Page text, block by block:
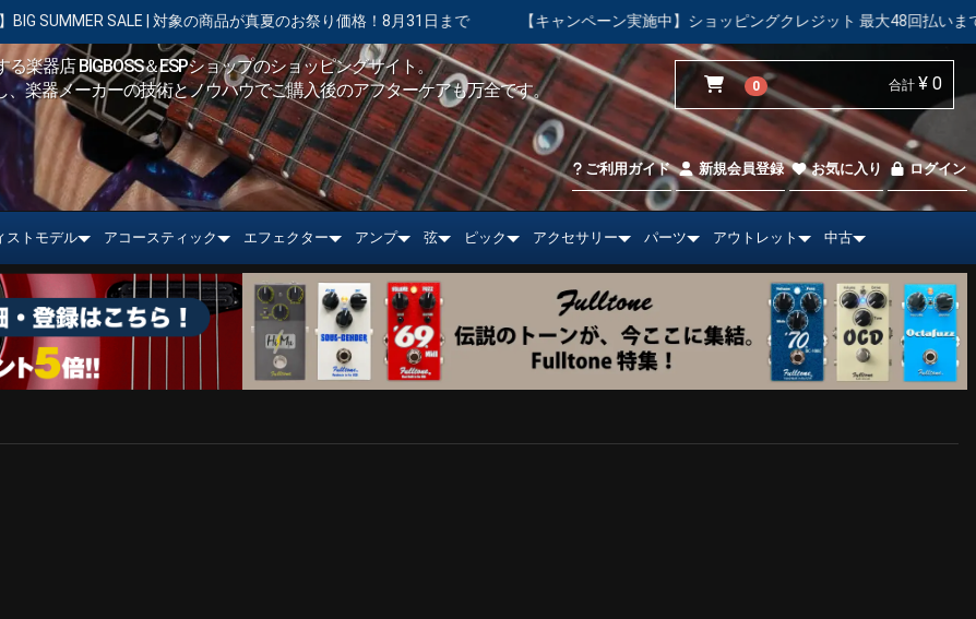
| 対象の商品が真夏のお祭り価格！8月31日まで 【キャンペーン実施中】ショッピングクレジット 最大48回払いまで金利手数料無
る楽器店 BIGBOSS＆ESPショップのショッピングサイト。
、楽器メーカーの技術とノウハウでご購入後のアフターケアも万全です。
0 合計 ¥ 0
ご利用ガイド 新規会員登録 お気に入り ログイン
ストモデル アコースティック エフェクター アンプ 弦 ピック アクセサリー パーツ アウトレット 中古